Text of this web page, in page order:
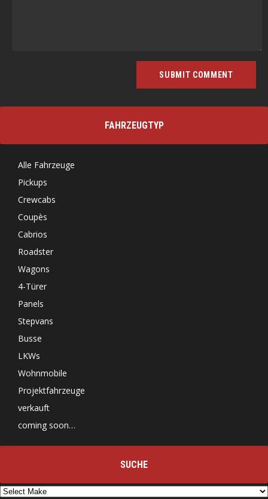
FAHRZEUGTYP
Alle Fahrzeuge
Pickups
Crewcabs
Coupès
Cabrios
Roadster
Wagons
4-Türer
Panels
Stepvans
Busse
LKWs
Wohnmobile
Projektfahrzeuge
verkauft
coming soon…
SUCHE